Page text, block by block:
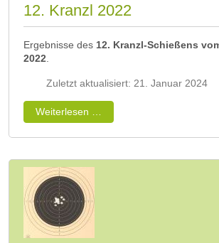
12. Kranzl 2022
Ergebnisse des 12. Kranzl-Schießens
2022
Zuletzt aktualisiert: 21. Januar 2024
Weiterlesen …